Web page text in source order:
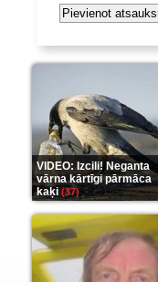
VIDEO: Izcili! Neganta
vārna kārtīgi pārmāca
kaķi(37)